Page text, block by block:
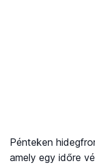
Pénteken
amely egy időre